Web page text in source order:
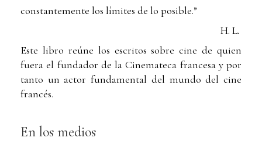
constantemente los límites de lo posible.”
H. L.
Este libro reúne los escritos sobre cine de quien
fuera el fundador de la Cinemateca francesa y por
tanto un actor fundamental del mundo del cine
francés.
En los medios